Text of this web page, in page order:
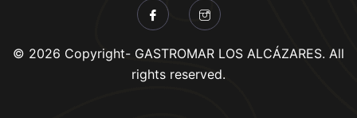
© 2026 Copyright- GASTROMAR LOS ALCÁZARES. All
rights reserved.